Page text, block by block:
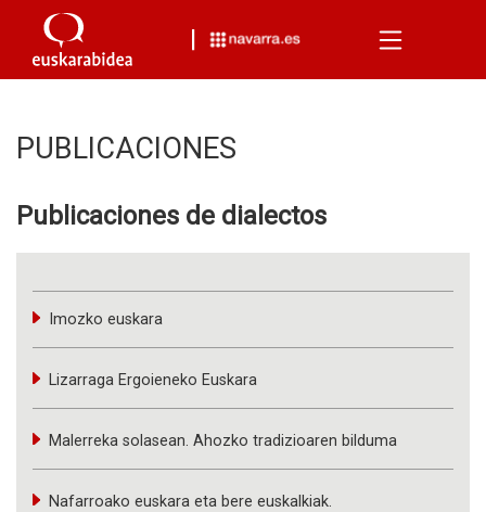
Menu
PUBLICACIONES
Publicaciones de dialectos
Imozko euskara
Lizarraga Ergoieneko Euskara
Malerreka solasean. Ahozko tradizioaren bilduma
Nafarroako euskara eta bere euskalkiak.